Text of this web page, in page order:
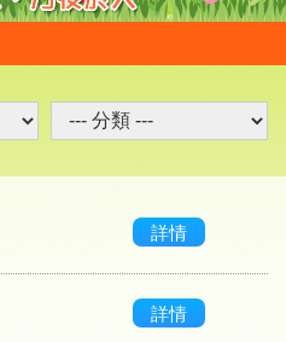
詳情
詳情